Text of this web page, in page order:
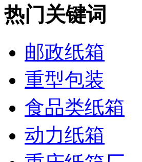
热门关键词
邮政纸箱
重型包装
食品类纸箱
动力纸箱